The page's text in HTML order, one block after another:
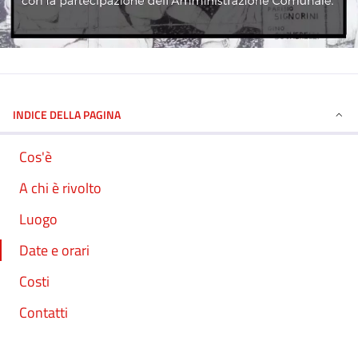
INDICE DELLA PAGINA
Cos'è
A chi è rivolto
Luogo
Date e orari
Costi
Contatti